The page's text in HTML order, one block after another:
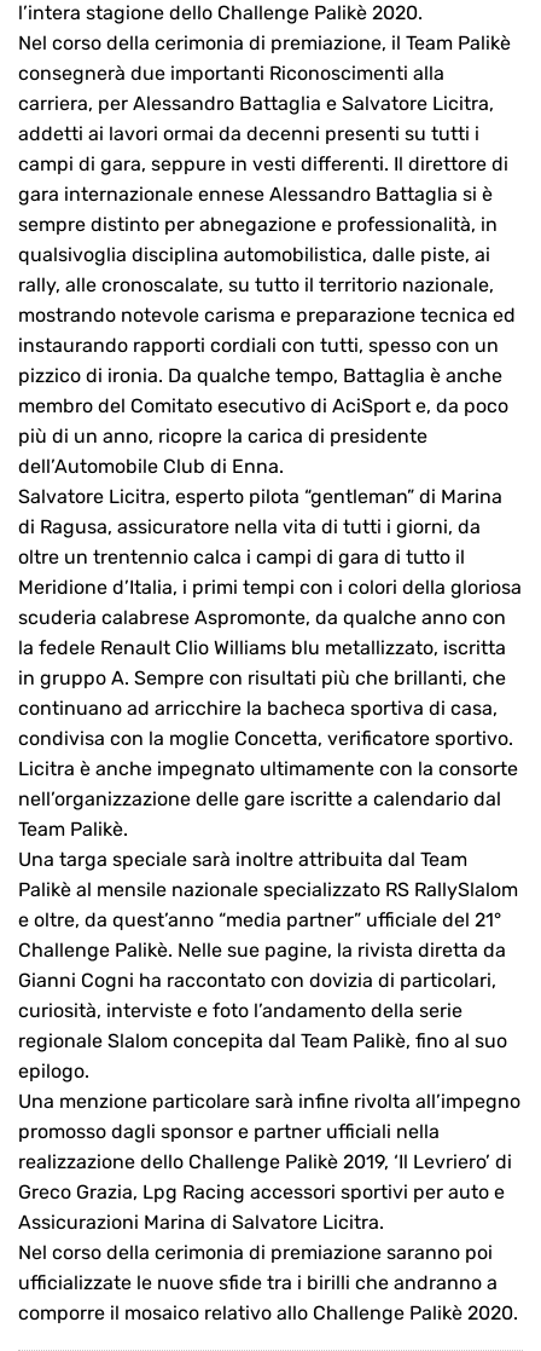
l’intera stagione dello Challenge Palikè 2020.
Nel corso della cerimonia di premiazione, il Team Palikè
consegnerà due importanti Riconoscimenti alla
carriera, per Alessandro Battaglia e Salvatore Licitra,
addetti ai lavori ormai da decenni presenti su tutti i
campi di gara, seppure in vesti differenti. Il direttore di
gara internazionale ennese Alessandro Battaglia si è
sempre distinto per abnegazione e professionalità, in
qualsivoglia disciplina automobilistica, dalle piste, ai
rally, alle cronoscalate, su tutto il territorio nazionale,
mostrando notevole carisma e preparazione tecnica ed
instaurando rapporti cordiali con tutti, spesso con un
pizzico di ironia. Da qualche tempo, Battaglia è anche
membro del Comitato esecutivo di AciSport e, da poco
più di un anno, ricopre la carica di presidente
dell’Automobile Club di Enna.
Salvatore Licitra, esperto pilota “gentleman” di Marina
di Ragusa, assicuratore nella vita di tutti i giorni, da
oltre un trentennio calca i campi di gara di tutto il
Meridione d’Italia, i primi tempi con i colori della gloriosa
scuderia calabrese Aspromonte, da qualche anno con
la fedele Renault Clio Williams blu metallizzato, iscritta
in gruppo A. Sempre con risultati più che brillanti, che
continuano ad arricchire la bacheca sportiva di casa,
condivisa con la moglie Concetta, verificatore sportivo.
Licitra è anche impegnato ultimamente con la consorte
nell’organizzazione delle gare iscritte a calendario dal
Team Palikè.
Una targa speciale sarà inoltre attribuita dal Team
Palikè al mensile nazionale specializzato RS RallySlalom
e oltre, da quest’anno “media partner” ufficiale del 21°
Challenge Palikè. Nelle sue pagine, la rivista diretta da
Gianni Cogni ha raccontato con dovizia di particolari,
curiosità, interviste e foto l’andamento della serie
regionale Slalom concepita dal Team Palikè, fino al suo
epilogo.
Una menzione particolare sarà infine rivolta all’impegno
promosso dagli sponsor e partner ufficiali nella
realizzazione dello Challenge Palikè 2019, ‘Il Levriero’ di
Greco Grazia, Lpg Racing accessori sportivi per auto e
Assicurazioni Marina di Salvatore Licitra.
Nel corso della cerimonia di premiazione saranno poi
ufficializzate le nuove sfide tra i birilli che andranno a
comporre il mosaico relativo allo Challenge Palikè 2020.